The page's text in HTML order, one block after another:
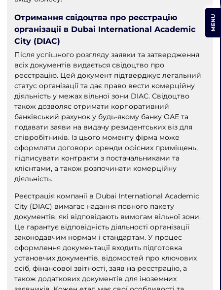
Отримання свідоцтва про реєстрацію
організації в Dubai International Academic
City (DIAC)
Після успішного розгляду заявки та затвердження
всіх документів видається свідоцтво про
реєстрацію. Цей документ підтверджує легальний
статус організації та дає право вести комерційну
діяльність у межах вільної зони DIAC. Свідоцтво
також дозволяє отримати корпоративний
банківський рахунок у будь-якому банку ОАЕ та
подавати заяви на видачу резидентських віз для
співробітників. Із цього моменту фірма може
оформляти договори оренди офісних приміщень,
підписувати контракти з постачальниками та
клієнтами, а також розпочинати комерційну
діяльність.
Реєстрація компанії в Dubai International Academic
City (DIAC) вимагає надання повного пакету
документів, які відповідають вимогам вільної зони.
Це гарантує відповідність діяльності організації
законодавчим нормам і стандартам. У процес
оформлення документації входить підготовка
установчих документів, відомостей про ключових
осіб, фінансової звітності, заяв на реєстрацію, а
також додаткових документів для іноземних
MENU